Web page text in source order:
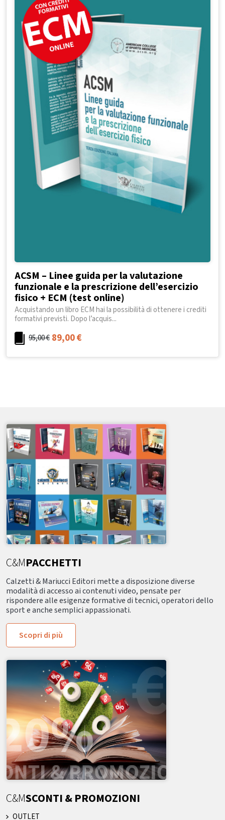
ACSM – Linee guida per la valutazione
funzionale e la prescrizione dell’esercizio
fisico + ECM (test online)
Acquistando un libro ECM hai la possibilità di ottenere i crediti
formativi previsti. Dopo l’acquis...
95,00€ 89,00€
C&MPACCHETTI
Calzetti & Mariucci Editori mette a disposizione diverse
modalità di accesso ai contenuti video, pensate per
rispondere alle esigenze formative di tecnici, operatori dello
sport e anche semplici appassionati.
Scopri di più
C&MSCONTI & PROMOZIONI
OUTLET